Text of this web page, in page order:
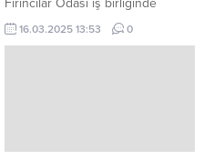
başlatılan ‘Askıda Pide’
kampanyası, yoğun ilgiyle devam
16.03.2025 13:53 0